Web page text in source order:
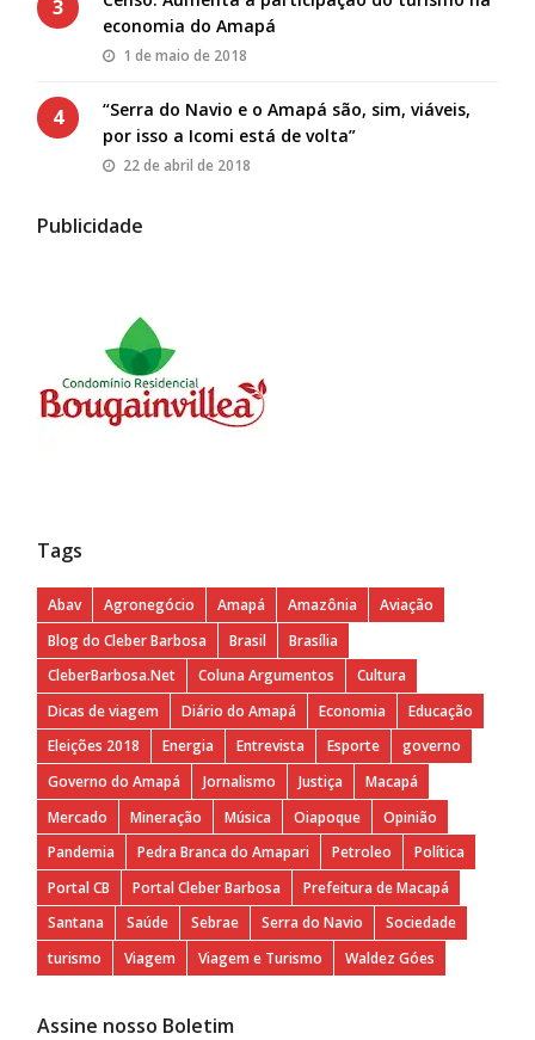
3
economia do Amapá
1 de maio de 2018
4
“Serra do Navio e o Amapá são, sim, viáveis,
por isso a Icomi está de volta”
22 de abril de 2018
Publicidade
Tags
Abav Agronegócio Amapá Amazônia
Aviação
Blog do Cleber Barbosa
Brasil
Brasília
CleberBarbosa.Net
Coluna Argumentos
Cultura
Dicas de viagem
Diário do Amapá Economia
Educação
Eleições 2018
Energia Entrevista Esporte
governo
Governo do Amapá
Jornalismo Justiça
Macapá
Mercado
Mineração Música Oiapoque
Opinião
Pandemia
Pedra Branca do Amapari Petroleo
Política
Portal CB
Portal Cleber Barbosa
Prefeitura de Macapá
Santana
Saúde Sebrae Serra do Navio
Sociedade
turismo
Viagem Viagem e Turismo Waldez Góes
Assine nosso Boletim